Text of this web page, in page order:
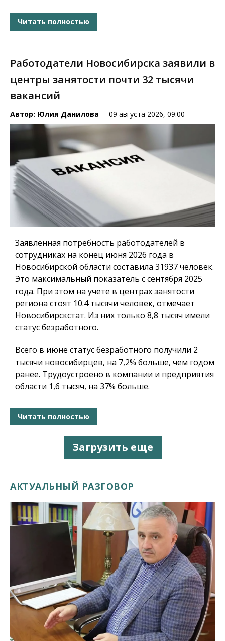
Читать полностью
Работодатели Новосибирска заявили в
центры занятости почти 32 тысячи
вакансий
Автор: Юлия Данилова 09 августа 2026, 09:00
Заявленная потребность работодателей в
сотрудниках на конец июня 2026 года в
Новосибирской области составила 31937 человек.
Это максимальный показатель с сентября 2025
года. При этом на учете в центрах занятости
региона стоят 10.4 тысячи человек, отмечает
Новосибирскстат. Из них только 8,8 тысяч имели
статус безработного.
Всего в июне статус безработного получили 2
тысячи новосибирцев, на 7,2% больше, чем годом
ранее. Трудоустроено в компании и предприятия
области 1,6 тысяч, на 37% больше.
Читать полностью
Загрузить еще
АКТУАЛЬНЫЙ РАЗГОВОР